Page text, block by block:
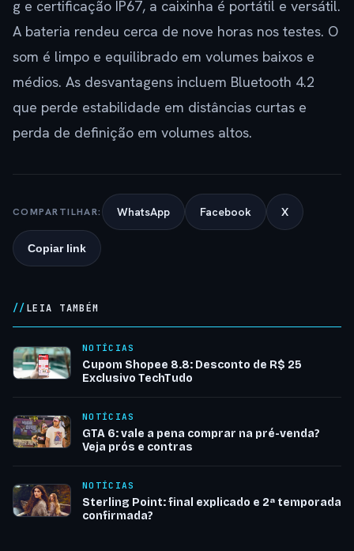
g e certificação IP67, a caixinha é portátil e versátil.
A bateria rendeu cerca de nove horas nos testes. O
som é limpo e equilibrado em volumes baixos e
médios. As desvantagens incluem Bluetooth 4.2
que perde estabilidade em distâncias curtas e
perda de definição em volumes altos.
COMPARTILHAR: WhatsApp Facebook X
Copiar link
LEIA TAMBÉM
NOTÍCIAS
Cupom Shopee 8.8: Desconto de R$ 25
Exclusivo TechTudo
NOTÍCIAS
GTA 6: vale a pena comprar na pré-venda?
Veja prós e contras
NOTÍCIAS
Sterling Point: final explicado e 2ª temporada
confirmada?